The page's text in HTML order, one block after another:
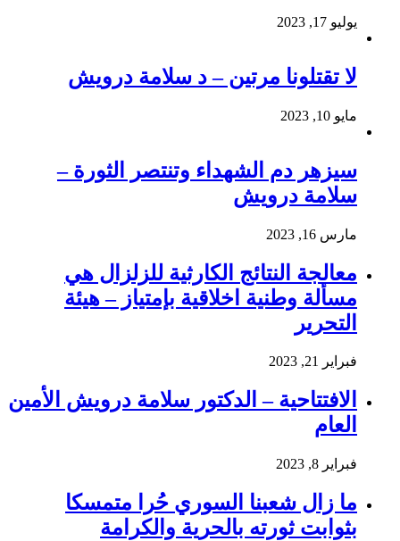
يوليو 17, 2023
لا تقتلونا مرتين – د سلامة درويش
مايو 10, 2023
سيزهر دم الشهداء وتنتصر الثورة –
سلامة درويش
مارس 16, 2023
معالجة النتائج الكارثية للزلزال هي
مسألة وطنية اخلاقية بإمتياز – هيئة
التحرير
فبراير 21, 2023
الافتتاحية – الدكتور سلامة درويش الأمين
العام
فبراير 8, 2023
ما زال شعبنا السوري حُرا متمسكا
بثوابت ثورته بالحرية والكرامة